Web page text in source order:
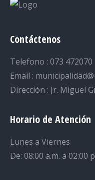
Contáctenos
Telefono : 073 472070
Email :
Dirección : Jr. Miguel
Horario de Atención
Lunes a Viernes
De: 08:00 a.m. a 02:00